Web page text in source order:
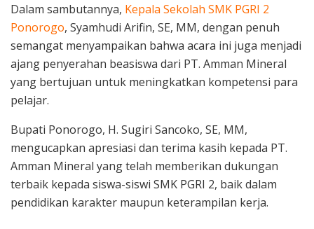
Dalam sambutannya, Kepala Sekolah SMK PGRI 2
Ponorogo, Syamhudi Arifin, SE, MM, dengan penuh
semangat menyampaikan bahwa acara ini juga menjadi
ajang penyerahan beasiswa dari PT. Amman Mineral
yang bertujuan untuk meningkatkan kompetensi para
pelajar.
Bupati Ponorogo, H. Sugiri Sancoko, SE, MM,
mengucapkan apresiasi dan terima kasih kepada PT.
Amman Mineral yang telah memberikan dukungan
terbaik kepada siswa-siswi SMK PGRI 2, baik dalam
pendidikan karakter maupun keterampilan kerja.